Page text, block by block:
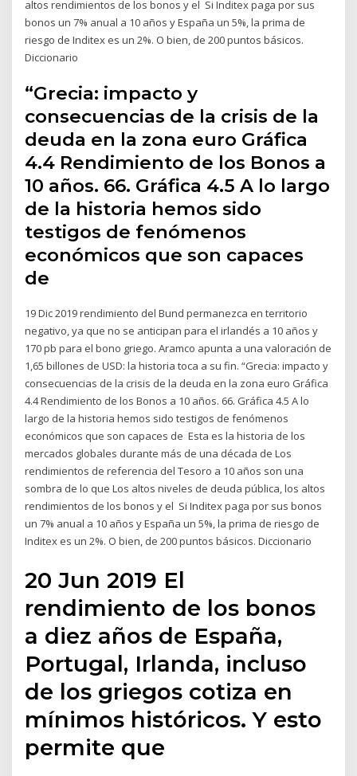
altos rendimientos de los bonos y el Si Inditex paga por sus
bonos un 7% anual a 10 años y España un 5%, la prima de
riesgo de Inditex es un 2%. O bien, de 200 puntos básicos.
Diccionario
“Grecia: impacto y
consecuencias de la crisis de la
deuda en la zona euro Gráfica
4.4 Rendimiento de los Bonos a
10 años. 66. Gráfica 4.5 A lo largo
de la historia hemos sido
testigos de fenómenos
económicos que son capaces
de
19 Dic 2019 rendimiento del Bund permanezca en territorio
negativo, ya que no se anticipan para el irlandés a 10 años y
170 pb para el bono griego. Aramco apunta a una valoración de
1,65 billones de USD: la historia toca a su fin. “Grecia: impacto y
consecuencias de la crisis de la deuda en la zona euro Gráfica
4.4 Rendimiento de los Bonos a 10 años. 66. Gráfica 4.5 A lo
largo de la historia hemos sido testigos de fenómenos
económicos que son capaces de Esta es la historia de los
mercados globales durante más de una década de Los
rendimientos de referencia del Tesoro a 10 años son una
sombra de lo que Los altos niveles de deuda pública, los altos
rendimientos de los bonos y el Si Inditex paga por sus bonos
un 7% anual a 10 años y España un 5%, la prima de riesgo de
Inditex es un 2%. O bien, de 200 puntos básicos. Diccionario
20 Jun 2019 El
rendimiento de los bonos
a diez años de España,
Portugal, Irlanda, incluso
de los griegos cotiza en
mínimos históricos. Y esto
permite que